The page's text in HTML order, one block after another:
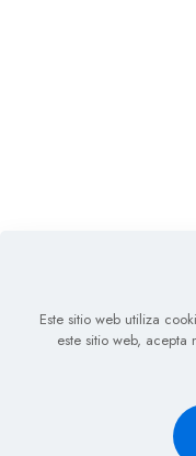
Este sitio web utiliza
este sitio web, acepta